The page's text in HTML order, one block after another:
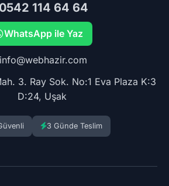
114 64 64
WhatsApp ile Yaz
info@webhazir.com
3. Ray Sok. No:1 Eva Plaza K:3
D:24, Uşak
3 Günde Teslim